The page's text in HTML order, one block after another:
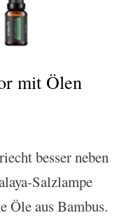
mit Ölen
besser neben
Salzlampe
Öle aus Bambus.